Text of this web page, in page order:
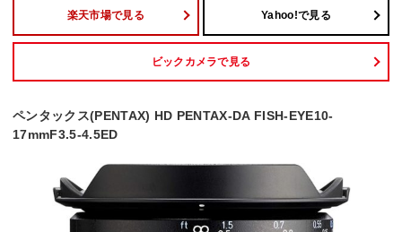
楽天市場で見る Yahoo!で見る
ビックカメラで見る
ペンタックス(PENTAX) HD PENTAX-DA FISH-EYE10-
17mmF3.5-4.5ED